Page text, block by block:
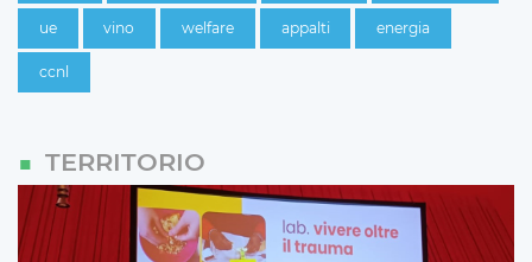
ue vino welfare appalti energia
ccnl
TERRITORIO